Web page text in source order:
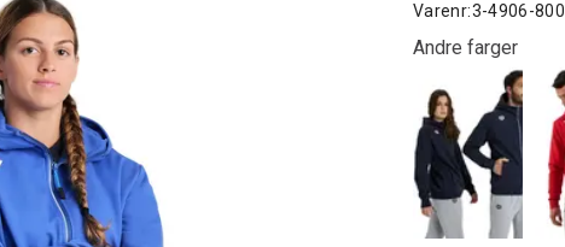
Varenr:3-4906-800
Andre farger